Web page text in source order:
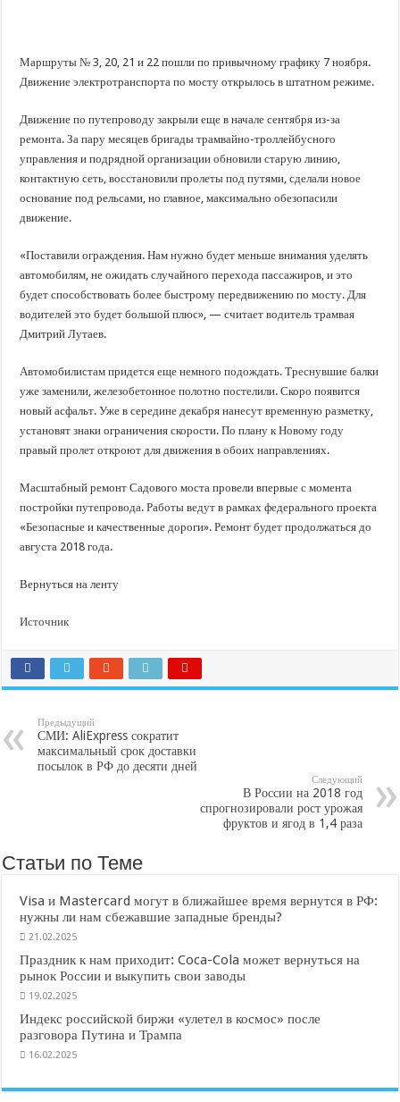
В городах и районах Кубани отметили День России
Стартовал прием заявок на 20-й юбилейный молодежный форум «Регион 93»
Маршруты № 3, 20, 21 и 22 пошли по привычному графику 7 ноября.
Движение электротранспорта по мосту открылось в штатном режиме.
Движение по путепроводу закрыли еще в начале сентября из-за
ремонта. За пару месяцев бригады трамвайно-троллейбусного
управления и подрядной организации обновили старую линию,
контактную сеть, восстановили пролеты под путями, сделали новое
основание под рельсами, но главное, максимально обезопасили
движение.
«Поставили ограждения. Нам нужно будет меньше внимания уделять
автомобилям, не ожидать случайного перехода пассажиров, и это
будет способствовать более быстрому передвижению по мосту. Для
водителей это будет большой плюс», — считает водитель трамвая
Дмитрий Лутаев.
Автомобилистам придется еще немного подождать. Треснувшие балки
уже заменили, железобетонное полотно постелили. Скоро появится
новый асфальт. Уже в середине декабря нанесут временную разметку,
установят знаки ограничения скорости. По плану к Новому году
правый пролет откроют для движения в обоих направлениях.
Масштабный ремонт Садового моста провели впервые с момента
постройки путепровода. Работы ведут в рамках федерального проекта
«Безопасные и качественные дороги». Ремонт будет продолжаться до
августа 2018 года.
Вернуться на ленту
Источник
Предыдущий
СМИ: AliExpress сократит
максимальный срок доставки
посылок в РФ до десяти дней
Следующий
В России на 2018 год
спрогнозировали рост урожая
фруктов и ягод в 1,4 раза
Статьи по Теме
Visa и Mastercard могут в ближайшее время вернутся в РФ:
нужны ли нам сбежавшие западные бренды?
21.02.2025
Праздник к нам приходит: Coca-Cola может вернуться на
рынок России и выкупить свои заводы
19.02.2025
Индекс российской биржи «улетел в космос» после
разговора Путина и Трампа
16.02.2025